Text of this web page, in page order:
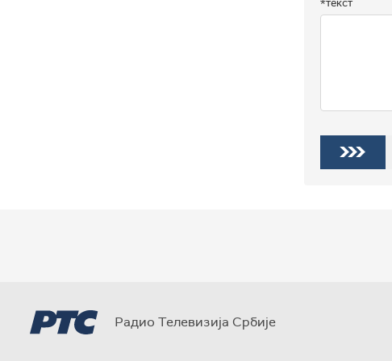
*текст
Радио Телевизија Србије